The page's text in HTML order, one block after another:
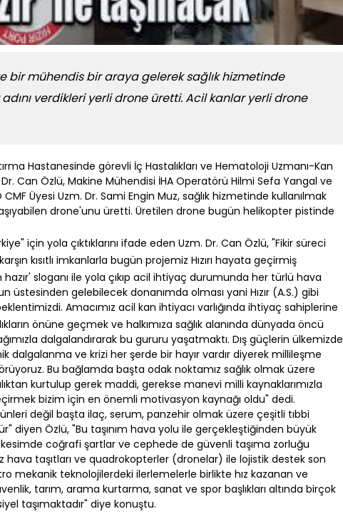
bir mühendis bir araya gelerek sağlık hizmetinde
adını verdikleri yerli drone üretti. Acil kanlar yerli drone
Hastanesinde görevli İç Hastalıkları ve Hematoloji Uzmanı-Kan
Can Özlü, Makine Mühendisi İHA Operatörü Hilmi Sefa Yangal ve
CMF Üyesi Uzm. Dr. Sami Engin Muz, sağlık hizmetinde kullanılmak
drone'unu üretti. Üretilen drone bugün helikopter pistinde
için yola çıktıklarını ifade eden Uzm. Dr. Can Özlü, "Fikir süreci
kısıtlı imkanlarla bugün projemiz Hızırı hayata geçirmiş
hazır' sloganı ile yola çıkıp acil ihtiyaç durumunda her türlü hava
gelebilecek donanımda olması yani Hızır (A.S.) gibi
Amacımız acil kan ihtiyacı varlığında ihtiyaç sahiplerine
önüne geçmek ve halkımıza sağlık alanında dünyada öncü
dalgalandırarak bu gururu yaşatmaktı. Dış güçlerin ülkemizde
dalgalanma ve krizi her şerde bir hayır vardır diyerek millileşme
Bu bağlamda başta odak noktamız sağlık olmak üzere
kurtulup gerek maddi, gerekse manevi milli kaynaklarımızla
bizim için en önemli motivasyon kaynağı oldu" dedi.
değil başta ilaç, serum, panzehir olmak üzere çeşitli tıbbi
diyen Özlü, "Bu taşınım hava yolu ile gerçekleştiğinden büyük
coğrafi şartlar ve cephede de güvenli taşıma zorluğu
hava taşıtları ve quadrokopterler (dronelar) ile lojistik destek son
mekanik teknolojilerdeki ilerlemelerle birlikte hız kazanan ve
tarım, arama kurtarma, sanat ve spor başlıkları altında birçok
taşımaktadır" diye konuştu.